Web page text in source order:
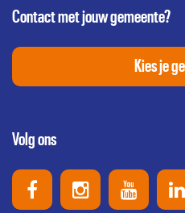
Volg ons
Uniek Sporten op
UniekUniek
Contact met jouw gemeente?
Kies je